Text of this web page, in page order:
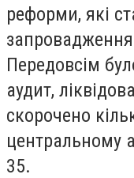
реформи, які
запровадження
Передовсім
аудит,
скорочено
центральному
35.